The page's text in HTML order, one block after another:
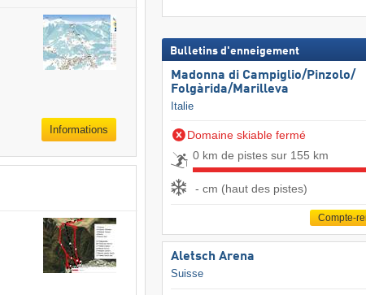
Informations
Bulletins d'enneigement
Madonna di Campiglio/​Pinzolo/​
Folgàrida/​Marilleva
Italie
Domaine skiable fermé
0 km de pistes sur 155 km
- cm (haut des pistes)
Compte-
Aletsch Arena
Suisse